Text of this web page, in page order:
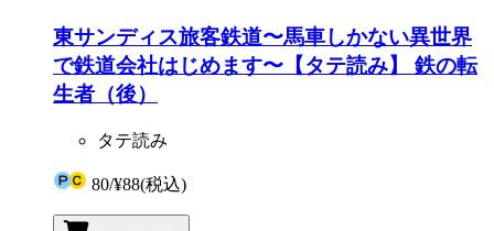
東サンディス旅客鉄道〜馬車しかない異世界
で鉄道会社はじめます〜【タテ読み】 鉄の転
生者（後）
タテ読み
80/¥88(税込)